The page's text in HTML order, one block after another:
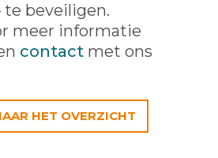
beveiligen.
meer informatie
contact met ons
HET OVERZICHT